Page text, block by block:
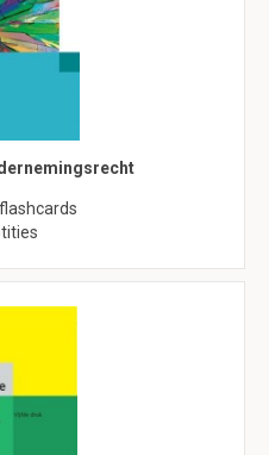
flashcards